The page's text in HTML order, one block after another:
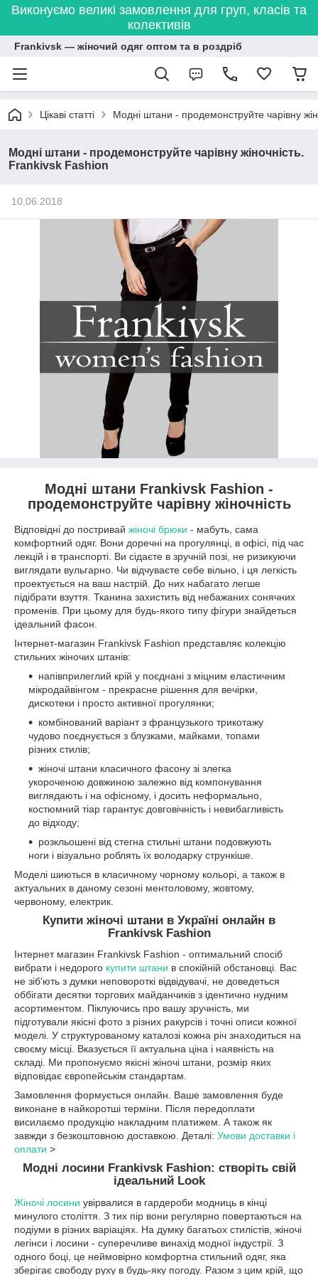
Виконуємо великі замовлення для груп, класів та
колективів
Frankivsk — жіночий одяг оптом та в роздріб
Цікаві статті Модні штани - продемонструйте чарівну
Модні штани - продемонструйте чарівну жіночність.
Frankivsk Fashion
10.06.2018
Модні штани Frankivsk Fashion -
продемонструйте чарівну жіночність
Відповідні до постривай жіночі брюки - мабуть, сама
комфортний одяг. Вони доречні на прогулянці, в офісі, під час
лекцій і в транспорті. Ви сідаєте в зручній позі, не ризикуючи
виглядати вульгарно. Чи відчуваєте себе вільно, і ця легкість
проектується на ваш настрій. До них набагато легше
підібрати взуття. Тканина захистить від небажаних сонячних
променів. При цьому для будь-якого типу фігури знайдеться
ідеальний фасон.
Інтернет-магазин Frankivsk Fashion представляє колекцію
стильних жіночих штанів:
напівприлеглий крій у поєднані з міцним еластичним
мікродайвінгом - прекрасне рішення для вечірки,
дискотеки і просто активної прогулянки;
комбінований варіант з французького трикотажу
чудово поєднується з блузками, майками, топами
різних стилів;
жіночі штани класичного фасону зі злегка
укороченою довжиною залежно від компонування
виглядають і на офісному, і досить неформально,
костюмний тіар гарантує довговічність і невибагливість
до відходу;
розкльошені від стегна стильні штани подовжують
ноги і візуально роблять їх володарку стрункіше.
Моделі шиються в класичному чорному кольорі, а також в
актуальних в даному сезоні ментоловому, жовтому,
червоному, електрик.
Купити жіночі штани в Україні онлайн в
Frankivsk Fashion
Інтернет магазин Frankivsk Fashion - оптимальний спосіб
вибрати і недорого купити штани в спокійній обстановці. Вас
не зіб'ють з думки неповороткі відвідувачі, не доведеться
оббігати десятки торгових майданчиків з ідентично нудним
асортиментом. Піклуючись про вашу зручність, ми
підготували якісні фото з різних ракурсів і точні описи кожної
моделі. У структурованому каталозі кожна річ знаходиться на
своєму місці. Вказується її актуальна ціна і наявність на
складі. Ми пропонуємо якісні жіночі штани, розмір яких
відповідає європейськім стандартам.
Замовлення формується онлайн. Ваше замовлення буде
виконане в найкоротші терміни. Після передоплати
висилаємо продукцію накладним платижем. А також як
завжди з безкоштовною доставкою. Деталі: Умови доставки і
оплати >
Модні лосини Frankivsk Fashion: створіть свій
ідеальний Look
Жіночі лосини увірвалися в гардероби модниць в кінці
минулого століття. З тих пір вони регулярно повертаються на
подіуми в різних варіаціях. На думку багатьох стилістів, жіночі
легінси і лосини - суперечливе винахід модної індустрії. З
одного боці, це неймовірно комфортна стильний одяг, яка
зберігає свободу руху в будь-яку погоду. Разом з цим крій, що